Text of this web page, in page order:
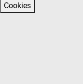
Cookies